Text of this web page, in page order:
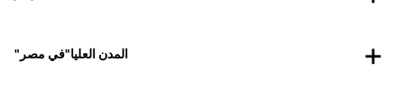
"المدن العليا"في مصر